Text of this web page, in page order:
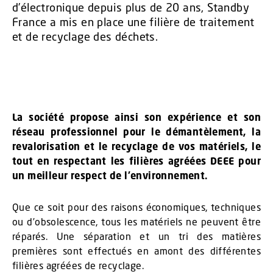
d’électronique depuis plus de 20 ans, Standby
France a mis en place une filière de traitement
et de recyclage des déchets.
La société propose ainsi son expérience et son
réseau professionnel pour le démantèlement, la
revalorisation et le recyclage de vos matériels, le
tout en respectant les filières agréées DEEE pour
un meilleur respect de l’environnement.
Que ce soit pour des raisons économiques, techniques
ou d’obsolescence, tous les matériels ne peuvent être
réparés. Une séparation et un tri des matières
premières sont effectués en amont des différentes
filières agréées de recyclage.